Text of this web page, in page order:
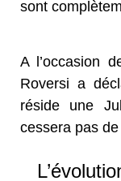
sont
A l’occasion
Roversi a
réside une
cessera pas